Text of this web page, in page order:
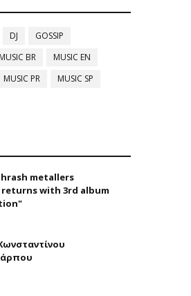
DJ
GOSSIP
MUSIC BR
MUSIC EN
MUSIC PR
MUSIC SP
metallers
returns with 3rd album